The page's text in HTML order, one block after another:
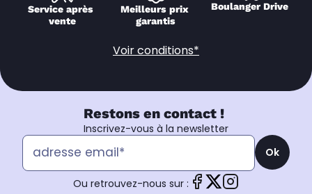
Service après
vente
Meilleurs prix
garantis
Boulanger Drive
Voir conditions*
Restons en contact !
Inscrivez-vous à la newsletter
Ok
Ou retrouvez-nous sur :